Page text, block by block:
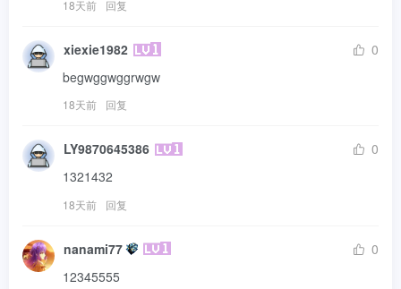
18天前 回复
xiexie1982
0
begwggwggrwgw
18天前 回复
LY9870645386
0
1321432
18天前 回复
nanami77
0
12345555